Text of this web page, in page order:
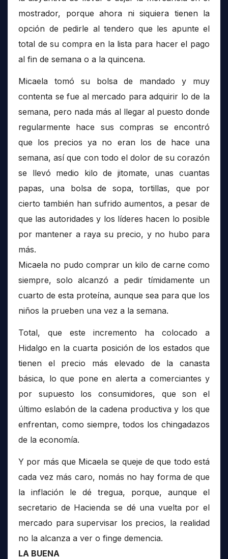
mostrador, porque ahora ni siquiera tienen la
opción de pedirle al tendero que les apunte el
total de su compra en la lista para hacer el pago
al fin de semana o a la quincena.
Micaela tomó su bolsa de mandado y muy
contenta se fue al mercado para adquirir lo de la
semana, pero nada más al llegar al puesto donde
regularmente hace sus compras se encontró
que los precios ya no eran los de hace una
semana, así que con todo el dolor de su corazón
se llevó medio kilo de jitomate, unas cuantas
papas, una bolsa de sopa, tortillas, que por
cierto también han sufrido aumentos, a pesar de
que las autoridades y los líderes hacen lo posible
por mantener a raya su precio, y no hubo para
más.
Micaela no pudo comprar un kilo de carne como
siempre, solo alcanzó a pedir tímidamente un
cuarto de esta proteína, aunque sea para que los
niños la prueben una vez a la semana.
Total, que este incremento ha colocado a
Hidalgo en la cuarta posición de los estados que
tienen el precio más elevado de la canasta
básica, lo que pone en alerta a comerciantes y
por supuesto los consumidores, que son el
último eslabón de la cadena productiva y los que
enfrentan, como siempre, todos los chingadazos
de la economía.
Y por más que Micaela se queje de que todo está
cada vez más caro, nomás no hay forma de que
la inflación le dé tregua, porque, aunque el
secretario de Hacienda se dé una vuelta por el
mercado para supervisar los precios, la realidad
no la alcanza a ver o finge demencia.
LA BUENA